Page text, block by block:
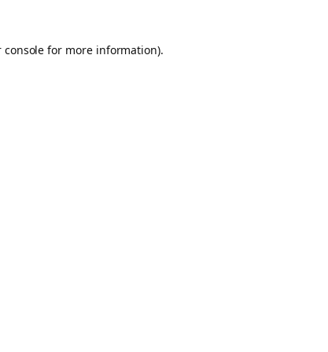
console for more information).